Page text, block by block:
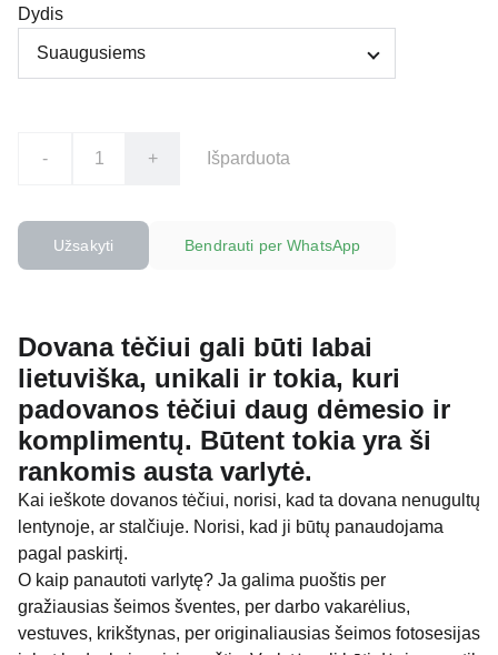
Dydis
- + Išparduota
Užsakyti Bendrauti per WhatsApp
Dovana tėčiui gali būti labai
lietuviška, unikali ir tokia, kuri
padovanos tėčiui daug dėmesio ir
komplimentų. Būtent tokia yra ši
rankomis austa varlytė.
Kai ieškote dovanos tėčiui, norisi, kad ta dovana nenugultų
lentynoje, ar stalčiuje. Norisi, kad ji būtų panaudojama
pagal paskirtį.
O kaip panautoti varlytę? Ja galima puoštis per
gražiausias šeimos šventes, per darbo vakarėlius,
vestuves, krikštynas, per originaliausias šeimos fotosesijas